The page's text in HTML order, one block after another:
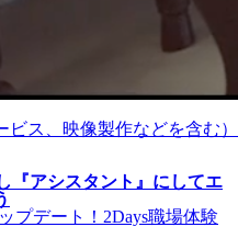
ス、映像製作などを含む）
『アシスタント』にしてエ
プデート！2Days職場体験